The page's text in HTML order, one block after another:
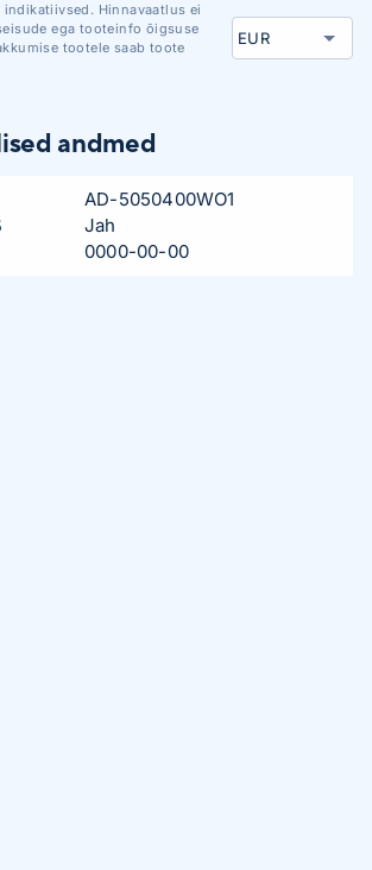
Hinnavaatlus ei
ega tooteinfo õigsuse
tootele saab toote
andmed
AD-5050400WO1
Jah
0000-00-00